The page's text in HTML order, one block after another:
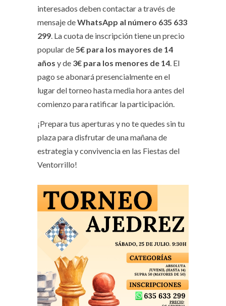
interesados deben contactar a través de
mensaje deWhatsApp al número 635 633
299. La cuota de inscripción tiene un precio
popular de5€ para los mayores de 14
años y de 3€ para los menores de 14. El
pago se abonará presencialmente en el
lugar del torneo hasta media hora antes del
comienzo para ratificar la participación.
¡Prepara tus aperturas y no te quedes sin tu
plaza para disfrutar de una mañana de
estrategia y convivencia en las Fiestas del
Ventorrillo!